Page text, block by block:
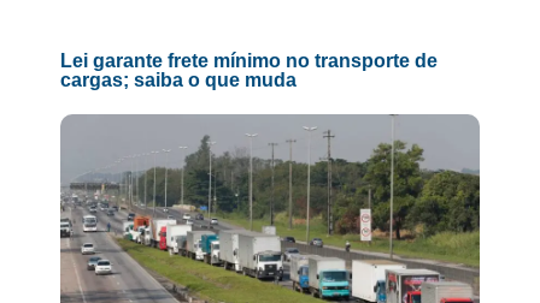
Lei garante frete mínimo no transporte de
cargas; saiba o que muda